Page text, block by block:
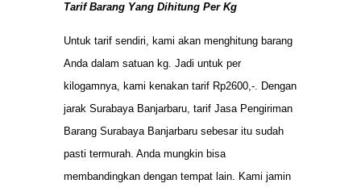
Tarif Barang Yang Dihitung Per Kg
Untuk tarif sendiri, kami akan menghitung barang
Anda dalam satuan kg. Jadi untuk per
kilogamnya, kami kenakan tarif Rp2600,-. Dengan
jarak Surabaya Banjarbaru, tarif Jasa Pengiriman
Barang Surabaya Banjarbaru sebesar itu sudah
pasti termurah. Anda mungkin bisa
membandingkan dengan tempat lain. Kami jamin